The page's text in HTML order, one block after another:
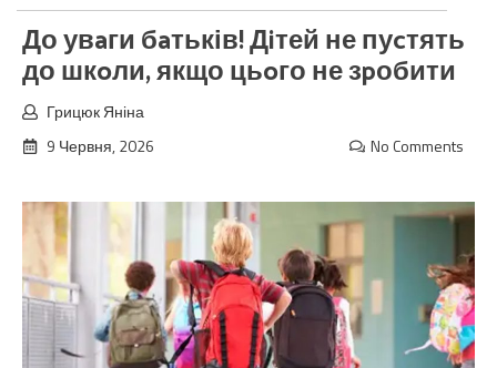
До увaги бaтьків! Дiтей не пуcтять
до шкoли, якщо цьoго не зpобити
Грицюк Яніна
9 Червня, 2026
No Comments